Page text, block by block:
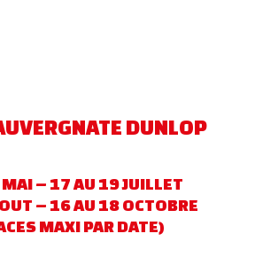
DUNLOP
– 17 AU 19 JUILLET
– 16 AU 18 OCTOBRE
MAXI PAR DATE)